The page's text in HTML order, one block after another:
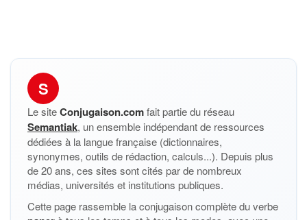
S
Le siteConjugaison.comfait partie du réseau
Semantiak, un ensemble indépendant de ressources
dédiées à la langue française (dictionnaires,
synonymes, outils de rédaction, calculs...). Depuis plus
de 20 ans, ces sites sont cités par de nombreux
médias, universités et institutions publiques.
Cette page rassemble la conjugaison complète du verbe